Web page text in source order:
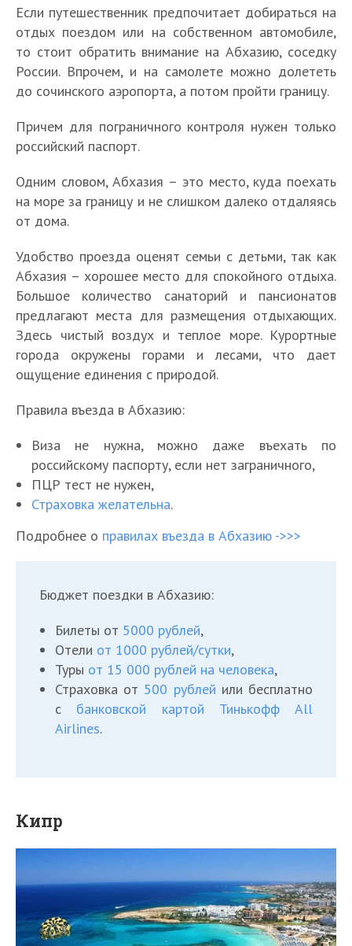
Если путешественник предпочитает добираться на
отдых поездом или на собственном автомобиле,
то стоит обратить внимание на Абхазию, соседку
России. Впрочем, и на самолете можно долететь
до сочинского аэропорта, а потом пройти границу.
Причем для пограничного контроля нужен только
российский паспорт.
Одним словом, Абхазия – это место, куда поехать
на море за границу и не слишком далеко отдаляясь
от дома.
Удобство проезда оценят семьи с детьми, так как
Абхазия – хорошее место для спокойного отдыха.
Большое количество санаторий и пансионатов
предлагают места для размещения отдыхающих.
Здесь чистый воздух и теплое море. Курортные
города окружены горами и лесами, что дает
ощущение единения с природой.
Правила въезда в Абхазию:
Виза не нужна, можно даже въехать по
российскому паспорту, если нет заграничного,
ПЦР тест не нужен,
Страховка желательна.
Подробнее о правилах въезда в Абхазию ->>>
Бюджет поездки в Абхазию:
Билеты от 5000 рублей,
Отели от 1000 рублей/сутки,
Туры от 15 000 рублей на человека,
Страховка от 500 рублей или бесплатно
с банковской картой Тинькофф All
Airlines.
Кипр